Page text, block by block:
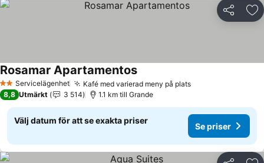
Dela
2 StjärnorServicelägenhet Kafé med varierad meny på plats
Rosamar Apartamentos
8,8 Utmärkt 3 514 1.1 km till Grande
Välj datum för att se exakta priser
Se priser